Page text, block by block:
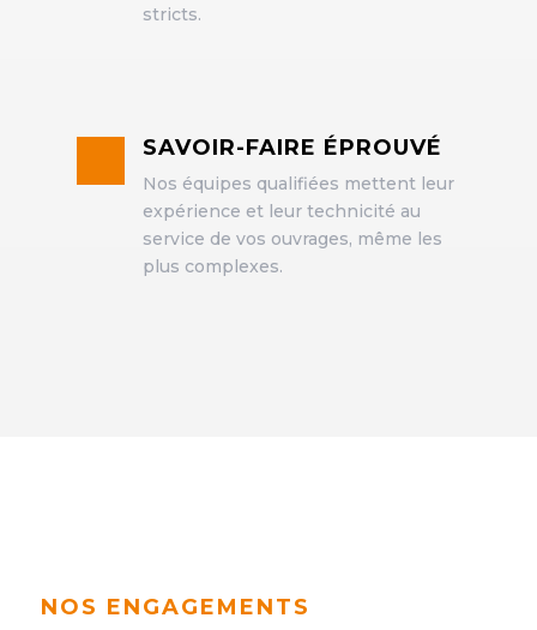
stricts.
SAVOIR-FAIRE ÉPROUVÉ
Nos équipes qualifiées mettent leur
expérience et leur technicité au
service de vos ouvrages, même les
plus complexes.
NOS ENGAGEMENTS